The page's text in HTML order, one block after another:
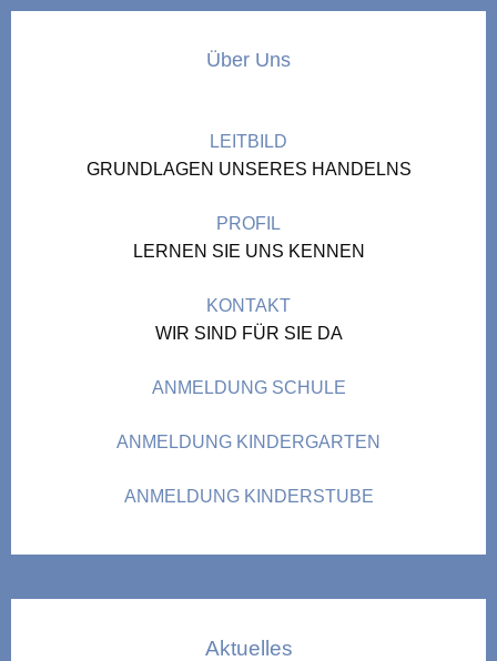
Über Uns
LEITBILD
GRUNDLAGEN UNSERES HANDELNS
PROFIL
LERNEN SIE UNS KENNEN
KONTAKT
WIR SIND FÜR SIE DA
ANMELDUNG SCHULE
ANMELDUNG KINDERGARTEN
ANMELDUNG KINDERSTUBE
Aktuelles